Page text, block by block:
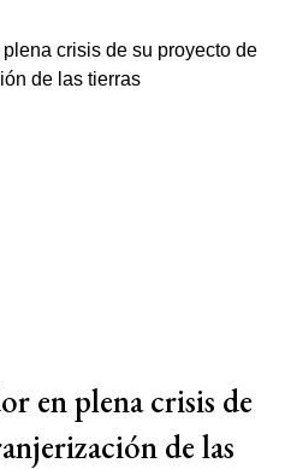
en plena crisis de
de las